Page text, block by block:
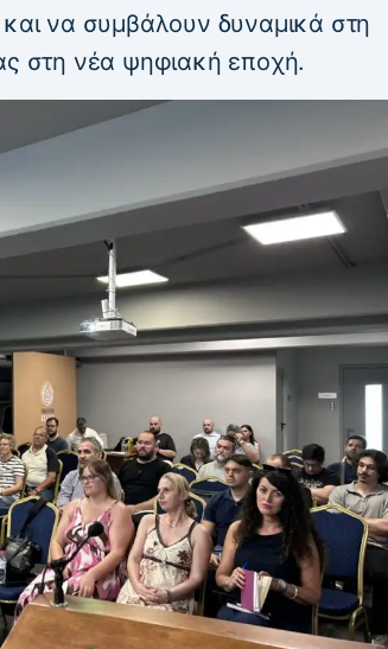
και να συμβάλουν δυναμικά στη
στη νέα ψηφιακή εποχή.